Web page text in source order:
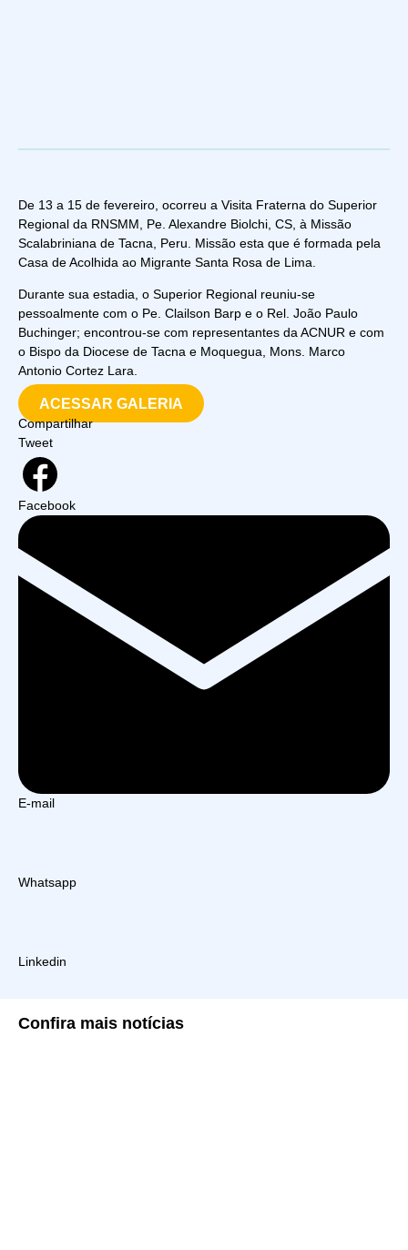
De 13 a 15 de fevereiro, ocorreu a Visita Fraterna do Superior
Regional da RNSMM, Pe. Alexandre Biolchi, CS, à Missão
Scalabriniana de Tacna, Peru. Missão esta que é formada pela
Casa de Acolhida ao Migrante Santa Rosa de Lima.
Durante sua estadia, o Superior Regional reuniu-se
pessoalmente com o Pe. Clailson Barp e o Rel. João Paulo
Buchinger; encontrou-se com representantes da ACNUR e com
o Bispo da Diocese de Tacna e Moquegua, Mons. Marco
Antonio Cortez Lara.
ACESSAR GALERIA
Compartilhar
Tweet
Facebook
E-mail
Whatsapp
Linkedin
Confira mais notícias